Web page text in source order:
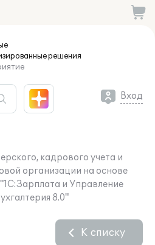
решения
Вход
кадрового учета и
организации на основе
и Управление
8.0"
К списку